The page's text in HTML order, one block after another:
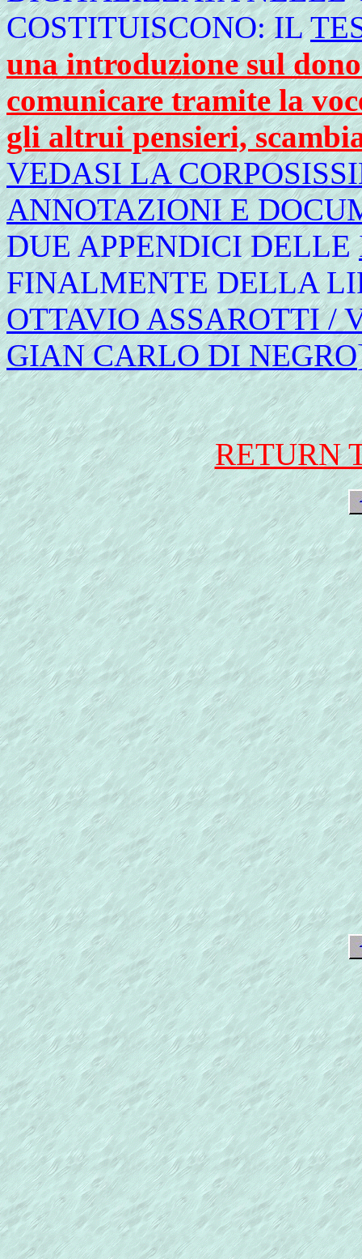
COSTITUISCONO: IL
una introduzione sul
comunicare tramite la
gli altrui pensieri,
VEDASI LA
ANNOTAZIONI E
DUE APPENDICI DELLE
FINALMENTE DELLA
OTTAVIO ASSAROTTI /
GIAN CARLO DI NEGRO
RETURN